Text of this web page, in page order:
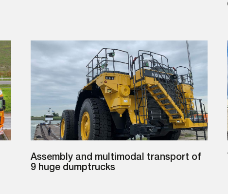
Assembly and multimodal transport of
9 huge dumptrucks